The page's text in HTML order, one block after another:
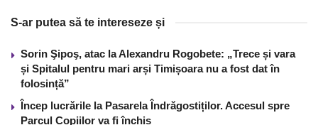
S-ar putea să te intereseze și
Sorin Şipoş, atac la Alexandru Rogobete: „Trece și vara
și Spitalul pentru mari arși Timișoara nu a fost dat în
folosință”
Încep lucrările la Pasarela Îndrăgostiților. Accesul spre
Parcul Copiilor va fi închis